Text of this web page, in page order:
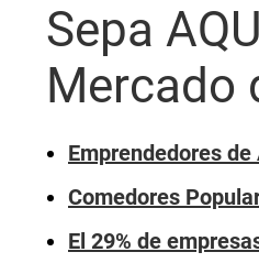
Sepa
Mercado
Emprendedores
Comedores
El 29% de